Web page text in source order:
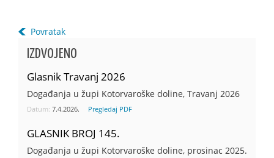
Povratak
IZDVOJENO
Glasnik Travanj 2026
Događanja u župi Kotorvaroške doline, Travanj 2026
Datum: 7.4.2026. Pregledaj PDF
GLASNIK BROJ 145.
Događanja u župi Kotorvaroške doline, prosinac 2025.